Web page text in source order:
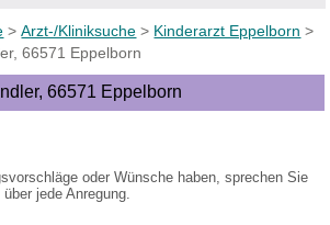
>Arzt-/Kliniksuche > Kinderarzt Eppelborn >
66571 Eppelborn
66571 Eppelborn
oder Wünsche haben, sprechen Sie
jede Anregung.